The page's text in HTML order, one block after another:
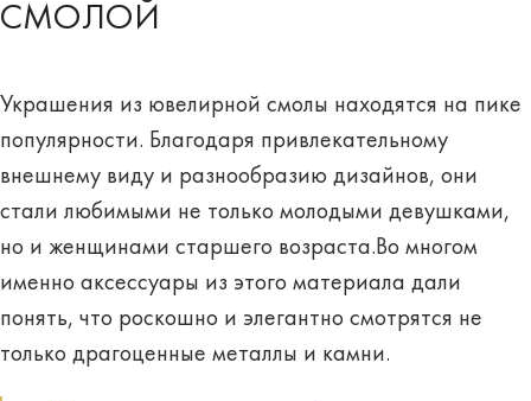
СМОЛОЙ
Украшения из ювелирной смолы находятся на пике
популярности. Благодаря привлекательному
внешнему виду и разнообразию дизайнов, они
стали любимыми не только молодыми девушками,
но и женщинами старшего возраста.Во многом
именно аксессуары из этого материала дали
понять, что роскошно и элегантно смотрятся не
только драгоценные металлы и камни.